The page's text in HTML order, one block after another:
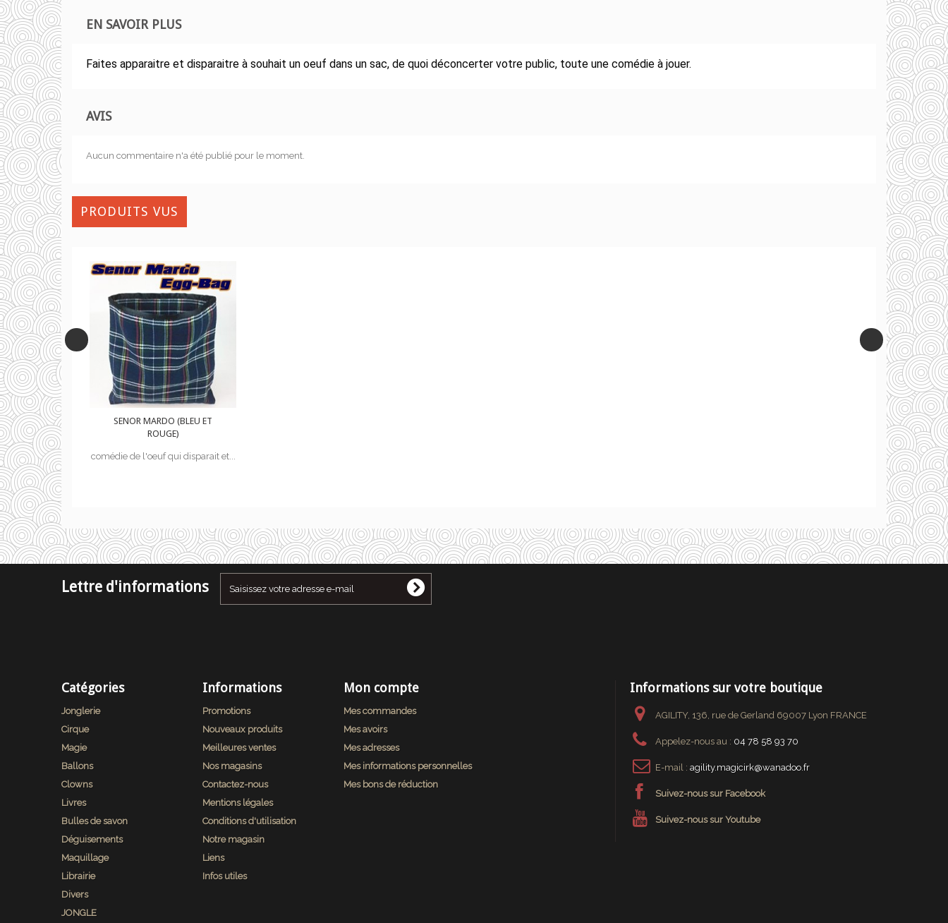
EN SAVOIR PLUS
Faites apparaitre et disparaitre à souhait un oeuf dans un sac, de quoi déconcerter votre public, toute une comédie à jouer.
AVIS
Aucun commentaire n'a été publié pour le moment.
PRODUITS VUS
(BLEU ET
disparait et...
SENOR MARDO (BLEU ET
ROUGE)
comédie de l'oeuf qui disparait et...
Lettre d'informations
Catégories
Jonglerie
Cirque
Magie
Ballons
Clowns
Livres
Bulles de savon
Déguisements
Maquillage
Librairie
Divers
JONGLE
Informations
Promotions
Nouveaux produits
Meilleures ventes
Nos magasins
Contactez-nous
Mentions légales
Conditions d'utilisation
Notre magasin
Liens
Infos utiles
Mon compte
Mes commandes
Mes avoirs
Mes adresses
Mes informations personnelles
Mes bons de réduction
Informations sur votre boutique
AGILITY, 136, rue de Gerland 69007 Lyon FRANCE
Appelez-nous au : 04 78 58 93 70
E-mail : agility.magicirk@wanadoo.fr
Suivez-nous sur Facebook
Suivez-nous sur Youtube